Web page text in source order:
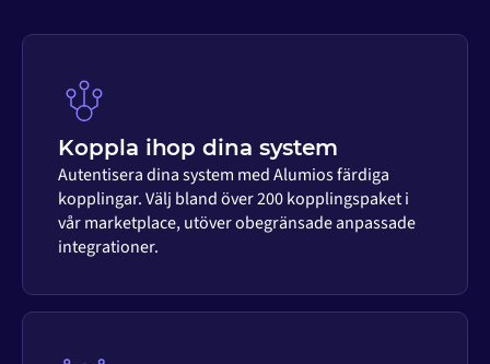
Koppla ihop dina system
Autentisera dina system med Alumios färdiga
kopplingar. Välj bland över 200 kopplingspaket i
vår marketplace, utöver obegränsade anpassade
integrationer.